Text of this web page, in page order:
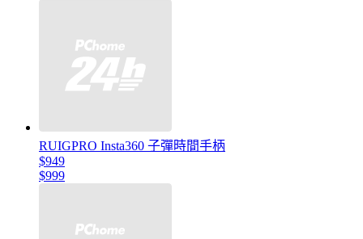
RUIGPRO Insta360 子彈時間手柄
$949
$999